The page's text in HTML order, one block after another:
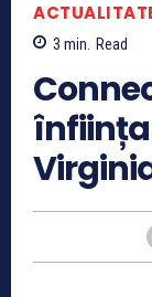
3 min. Read